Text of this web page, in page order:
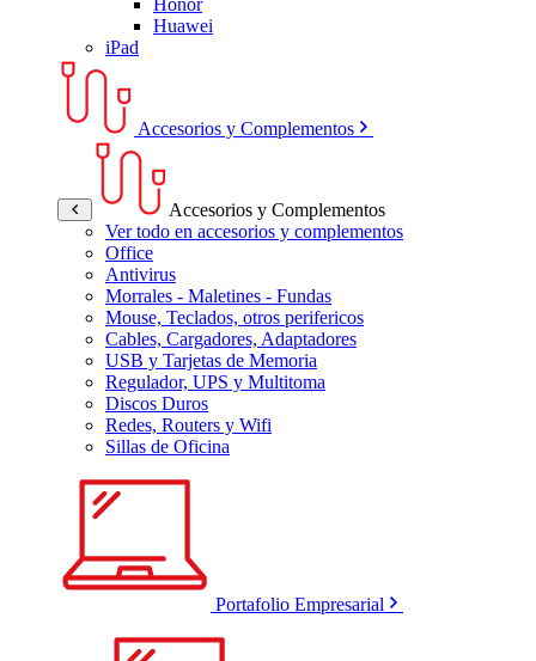
Huawei
iPad
Accesorios y Complementos
Accesorios y Complementos
Ver todo en accesorios y complementos
Office
Antivirus
Morrales - Maletines - Fundas
Mouse, Teclados, otros perifericos
Cables, Cargadores, Adaptadores
USB y Tarjetas de Memoria
Regulador, UPS y Multitoma
Discos Duros
Redes, Routers y Wifi
Sillas de Oficina
Portafolio Empresarial